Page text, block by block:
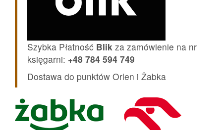
Szybka Płatność Blik za zamówienie na nr
księgarni: +48 784 594 749
Dostawa do punktów Orlen i Żabka